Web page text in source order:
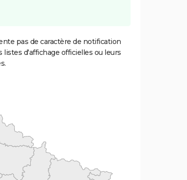
pas de caractère de notification
d'affichage officielles ou leurs